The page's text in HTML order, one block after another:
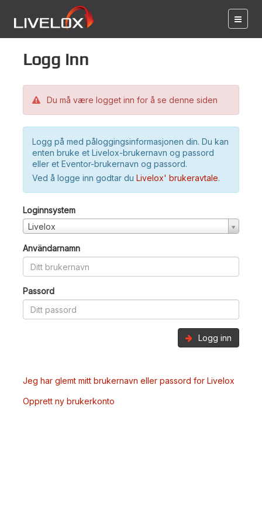
Logg inn
Du må være logget inn for å se denne siden
Logg på med påloggingsinformasjonen din. Du kan
enten bruke et Livelox-brukernavn og passord
eller et Eventor-brukernavn og passord.
Ved å logge inn godtar du Livelox' brukeravtale.
Loginnsystem
Livelox
Användarnamn
Passord
Logg inn
Jeg har glemt mitt brukernavn eller passord for Livelox
Opprett ny brukerkonto